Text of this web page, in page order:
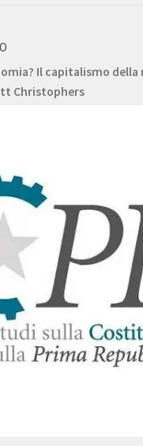
Il capitalismo
Christophers